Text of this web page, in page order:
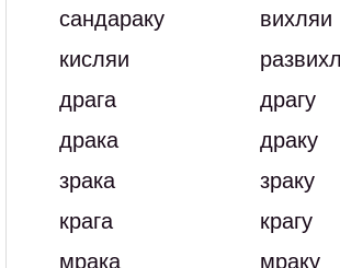
сандараку
вихляи
кисляи
драга
драгу
драка
драку
зрака
зраку
крага
крагу
мрака
мраку